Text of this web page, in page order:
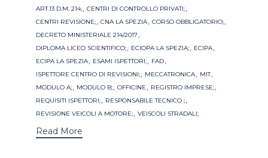
Tags
ART.13 D.M. 214;, CENTRI DI CONTROLLO PRIVATI;,
CENTRI REVISIONE;, CNA LA SPEZIA, CORSO OBBLIGATORIO;,
DECRETO MINISTERIALE 214/2017 ,
DIPLOMA LICEO SCIENTIFICO;, ECIOPA LA SPEZIA;, ECIPA,
ECIPA LA SPEZIA, ESAMI ISPETTORI;, FAD,
ISPETTORE CENTRO DI REVISIONI;, MECCATRONICA, MIT,
MODULO A;, MODULO B;, OFFICINE , REGISTRO IMPRESE;,
REQUISITI ISPETTORI;, RESPONSABILE TECNICO ;,
REVISIONE VEICOLI A MOTORE;, VEISCOLI STRADALI;
Read More